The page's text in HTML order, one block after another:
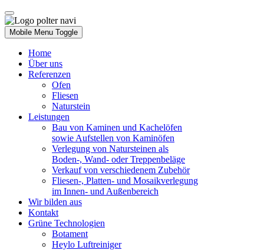
Mobile Menu Toggle
Home
Über uns
Referenzen
Ofen
Fliesen
Naturstein
Leistungen
Bau von Kaminen und Kachelöfen
sowie Aufstellen von Kaminöfen
Verlegung von Natursteinen als
Boden-, Wand- oder Treppenbeläge
Verkauf von verschiedenem Zubehör
Fliesen-, Platten- und Mosaikverlegung
im Innen- und Außenbereich
Wir bilden aus
Kontakt
Grüne Technologien
Botament
Heylo Luftreiniger